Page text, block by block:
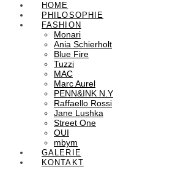
HOME
PHILOSOPHIE
FASHION
Monari
Ania Schierholt
Blue Fire
Tuzzi
MAC
Marc Aurel
PENN&INK N.Y
Raffaello Rossi
Jane Lushka
Street One
OUI
mbym
GALERIE
KONTAKT